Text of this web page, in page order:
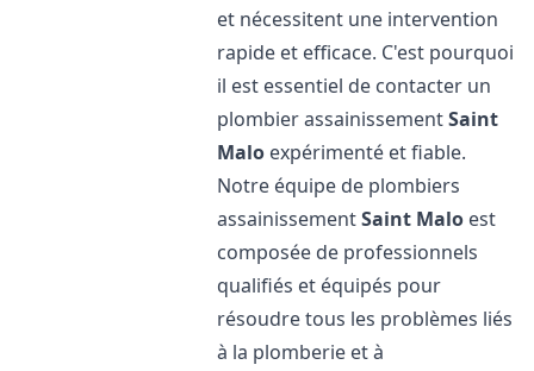
et nécessitent une intervention
rapide et efficace. C'est pourquoi
il est essentiel de contacter un
plombier assainissementSaint
Malo expérimenté et fiable.
Notre équipe de plombiers
assainissementSaint Malo est
composée de professionnels
qualifiés et équipés pour
résoudre tous les problèmes liés
à la plomberie et à